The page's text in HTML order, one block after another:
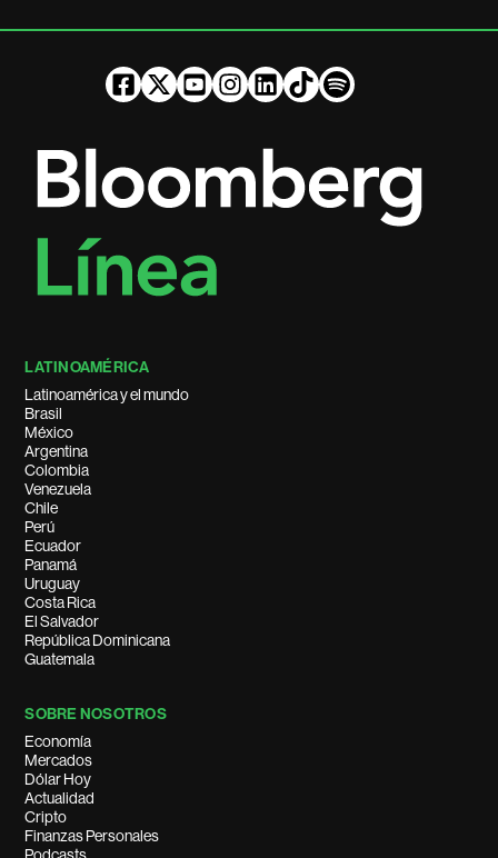
LATINOAMÉRICA
Latinoamérica y el mundo
Brasil
México
Argentina
Colombia
Venezuela
Chile
Perú
Ecuador
Panamá
Uruguay
Costa Rica
El Salvador
República Dominicana
Guatemala
SOBRE NOSOTROS
Economía
Mercados
Dólar Hoy
Actualidad
Cripto
Finanzas Personales